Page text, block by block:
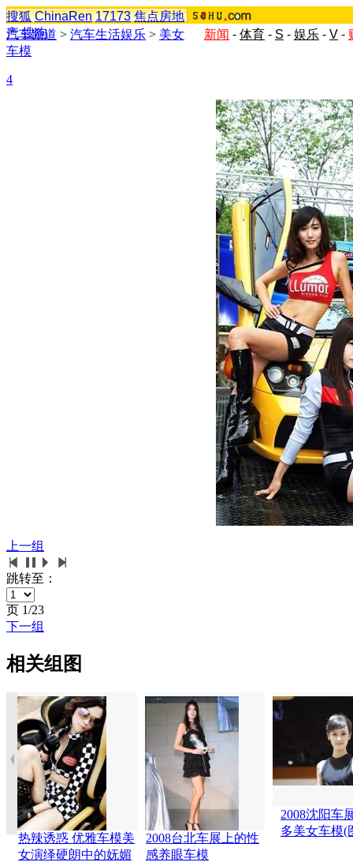
搜狐 ChinaRen 17173 焦点房地
产 搜狗 新闻 - 体育 - S - 娱乐 - V -
汽车频道 > 汽车生活娱乐 > 美女
车模
4
上一组
跳转至：
页 1/23
下一组
相关组图
热辣诱惑 优雅车模美
女演绎硬朗中的妩媚
2008台北车展上的性
感养眼车模
2008沈阳车
多美女车模(